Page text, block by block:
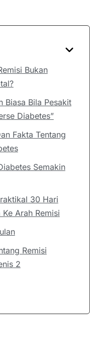
Bukan
Biasa Bila Pesakit
Diabetes”
Fakta Tentang
Semakin
30 Hari
Arah Remisi
Remisi
2